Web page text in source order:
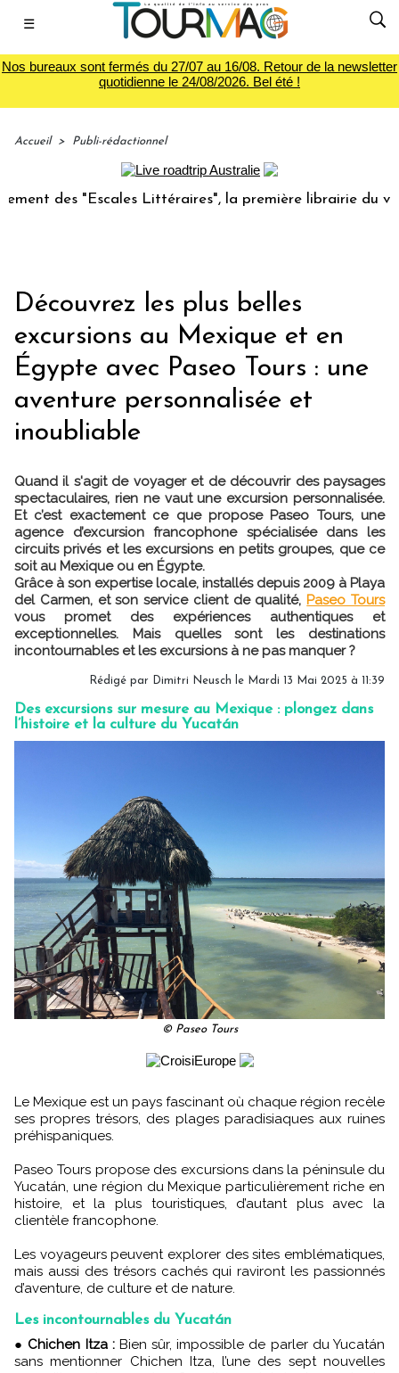
☰
Nos bureaux sont fermés du 27/07 au 16/08. Retour de la newsletter
quotidienne le 24/08/2026. Bel été !
Accueil > Publi-rédactionnel
"Escales Littéraires", la première librairie du voyage
Découvrez les plus belles
excursions au Mexique et en
Égypte avec Paseo Tours : une
aventure personnalisée et
inoubliable
Quand il s'agit de voyager et de découvrir des paysages
spectaculaires, rien ne vaut une excursion personnalisée.
Et c’est exactement ce que propose Paseo Tours, une
agence d’excursion francophone spécialisée dans les
circuits privés et les excursions en petits groupes, que ce
soit au Mexique ou en Égypte.
Grâce à son expertise locale, installés depuis 2009 à Playa
del Carmen, et son service client de qualité, Paseo Tours
vous promet des expériences authentiques et
exceptionnelles. Mais quelles sont les destinations
incontournables et les excursions à ne pas manquer ?
Rédigé par Dimitri Neusch le Mardi 13 Mai 2025 à 11:39
Des excursions sur mesure au Mexique : plongez dans
l’histoire et la culture du Yucatán
© Paseo Tours
Le Mexique est un pays fascinant où chaque région recèle
ses propres trésors, des plages paradisiaques aux ruines
préhispaniques.
Paseo Tours propose des excursions dans la péninsule du
Yucatán, une région du Mexique particulièrement riche en
histoire, et la plus touristiques, d’autant plus avec la
clientèle francophone.
Les voyageurs peuvent explorer des sites emblématiques,
mais aussi des trésors cachés qui raviront les passionnés
d’aventure, de culture et de nature.
Les incontournables du Yucatán
Chichen Itza :Bien sûr, impossible de parler du Yucatán
sans mentionner Chichen Itza, l’une des sept nouvelles